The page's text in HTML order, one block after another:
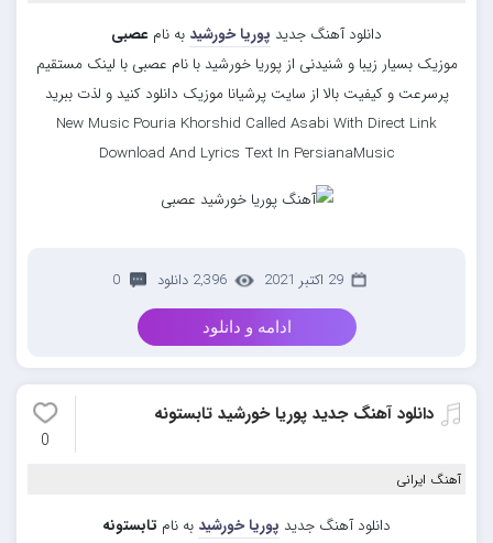
دانلود آهنگ جدید پوریا خورشید به نام عصبی
موزیک بسیار زیبا و شنیدنی از پوریا خورشید با نام عصبی با لینک مستقیم
پرسرعت و کیفیت بالا از سایت پرشیانا موزیک دانلود کنید و لذت ببرید
New Music Pouria Khorshid Called Asabi With Direct Link
Download And Lyrics Text In PersianaMusic
29 اکتبر 2021 2,396 دانلود 0
ادامه و دانلود
دانلود آهنگ جدید پوریا خورشید تابستونه
0
آهنگ ایرانی
دانلود آهنگ جدید پوریا خورشید به نام تابستونه